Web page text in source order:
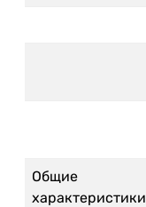
Общие
характеристики